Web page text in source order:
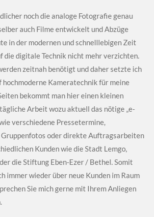
noch die analoge Fotografie genau
auch Filme entwickelt und Abzüge
in der modernen und schnelllebigen Zeit
die digitale Technik nicht mehr verzichten.
zeitnah benötigt und daher setzte ich
hochmoderne Kameratechnik für meine
bekommt man hier einen kleinen
Arbeit wozu aktuell das nötige „e-
verschiedene Pressetermine,
oder direkte Auftragsarbeiten
Kunden wie die Stadt Lemgo,
die Stiftung Eben-Ezer / Bethel. Somit
immer wieder über neue Kunden im Raum
Sie mich gerne mit Ihrem Anliegen